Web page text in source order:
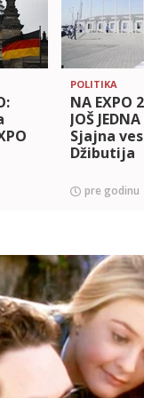
POLITIKA
NA EXPO
JOŠ
Sjajna
Džibutija
pre godinu